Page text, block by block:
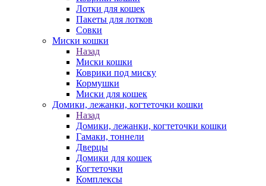
Лотки для кошек
Пакеты для лотков
Совки
Миски кошки
Назад
Миски кошки
Коврики под миску
Кормушки
Миски для кошек
Домики, лежанки, когтеточки кошки
Назад
Домики, лежанки, когтеточки кошки
Гамаки, тоннели
Дверцы
Домики для кошек
Когтеточки
Комплексы